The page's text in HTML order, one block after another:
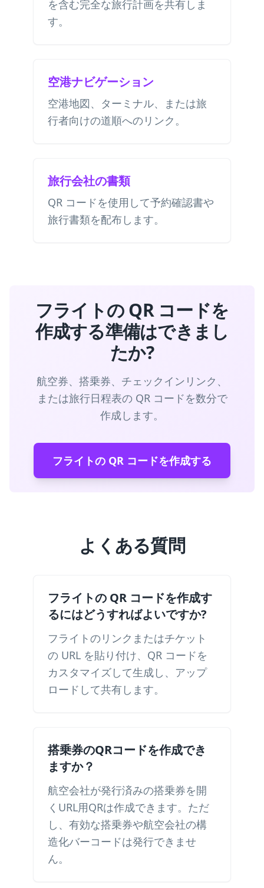
を含む完全な旅行計画を共有しま
す。
空港ナビゲーション
空港地図、ターミナル、または旅
行者向けの道順へのリンク。
旅行会社の書類
QR コードを使用して予約確認書や
旅行書類を配布します。
フライトの QR コードを
作成する準備はできまし
たか?
航空券、搭乗券、チェックインリンク、
または旅行日程表の QR コードを数分で
作成します。
フライトの QR コードを作成する
よくある質問
フライトの QR コードを作成す
るにはどうすればよいですか?
フライトのリンクまたはチケット
の URL を貼り付け、QR コードを
カスタマイズして生成し、アップ
ロードして共有します。
搭乗券のQRコードを作成でき
ますか？
航空会社が発行済みの搭乗券を開
くURL用QRは作成できます。ただ
し、有効な搭乗券や航空会社の構
造化バーコードは発行できませ
ん。